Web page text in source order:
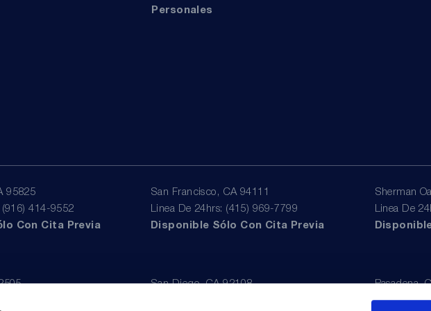
Personales
95825
(916) 414-9552
Con Cita Previa
San Francisco, CA 94111
Linea De 24hrs: (415) 969-7799
Disponible Sólo Con Cita Previa
Sherman
Linea De
San Diego, CA 92108
Pasadena,
Linea De